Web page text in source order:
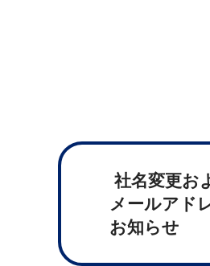
社名変更お
メールアド
お知らせ